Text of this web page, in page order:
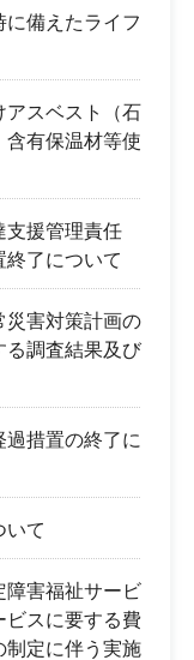
備えたライフ
アスベスト（石
含有保温材等使
支援管理責任
了について
災害対策計画の
る調査結果及び
措置の終了に
いて
障害福祉サービ
ビスに要する費
制定に伴う実施